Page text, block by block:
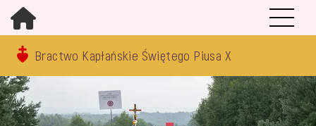
Bractwo Kapłańskie Świętego Piusa X